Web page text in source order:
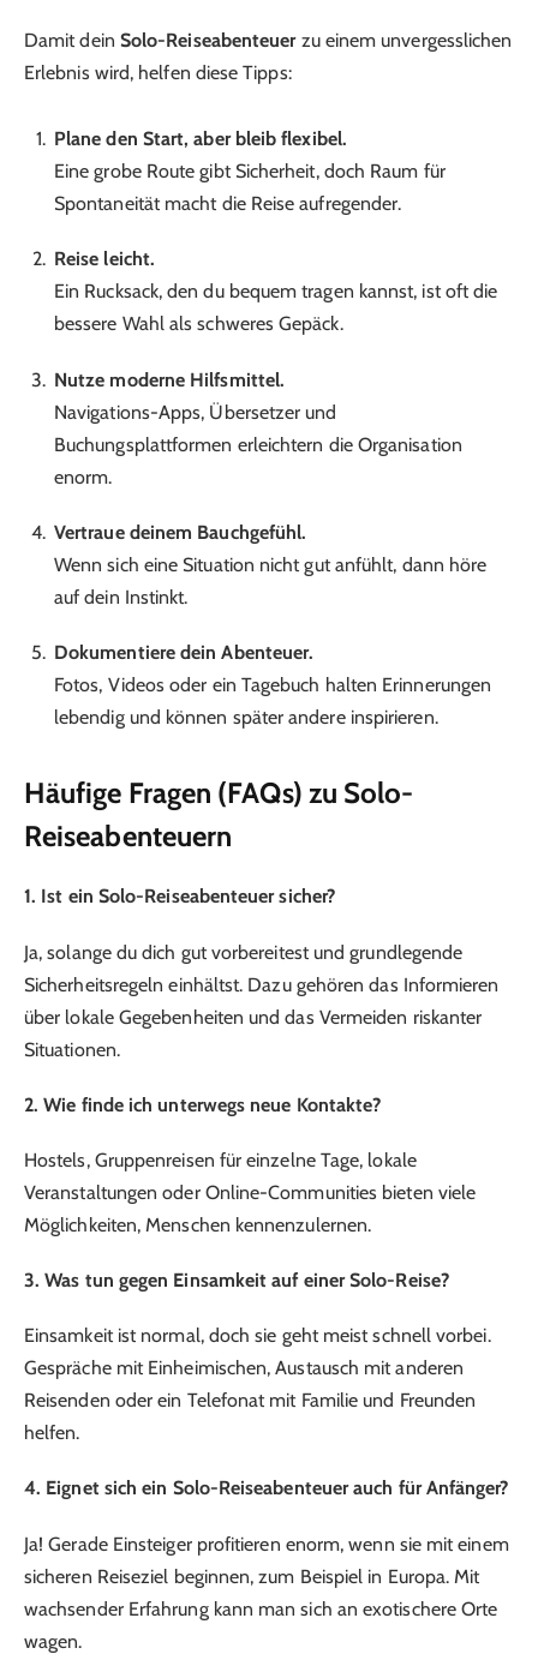
Damit dein Solo-Reiseabenteuerzu einem unvergesslichen
Erlebnis wird, helfen diese Tipps:
Plane den Start, aber bleib flexibel.
Eine grobe Route gibt Sicherheit, doch Raum für
Spontaneität macht die Reise aufregender.
Reise leicht.
Ein Rucksack, den du bequem tragen kannst, ist oft die
bessere Wahl als schweres Gepäck.
Nutze moderne Hilfsmittel.
Navigations-Apps, Übersetzer und
Buchungsplattformen erleichtern die Organisation
enorm.
Vertraue deinem Bauchgefühl.
Wenn sich eine Situation nicht gut anfühlt, dann höre
auf dein Instinkt.
Dokumentiere dein Abenteuer.
Fotos, Videos oder ein Tagebuch halten Erinnerungen
lebendig und können später andere inspirieren.
Häufige Fragen (FAQs) zu Solo-
Reiseabenteuern
1. Ist ein Solo-Reiseabenteuer sicher?
Ja, solange du dich gut vorbereitest und grundlegende
Sicherheitsregeln einhältst. Dazu gehören das Informieren
über lokale Gegebenheiten und das Vermeiden riskanter
Situationen.
2. Wie finde ich unterwegs neue Kontakte?
Hostels, Gruppenreisen für einzelne Tage, lokale
Veranstaltungen oder Online-Communities bieten viele
Möglichkeiten, Menschen kennenzulernen.
3. Was tun gegen Einsamkeit auf einer Solo-Reise?
Einsamkeit ist normal, doch sie geht meist schnell vorbei.
Gespräche mit Einheimischen, Austausch mit anderen
Reisenden oder ein Telefonat mit Familie und Freunden
helfen.
4. Eignet sich ein Solo-Reiseabenteuer auch für Anfänger?
Ja! Gerade Einsteiger profitieren enorm, wenn sie mit einem
sicheren Reiseziel beginnen, zum Beispiel in Europa. Mit
wachsender Erfahrung kann man sich an exotischere Orte
wagen.